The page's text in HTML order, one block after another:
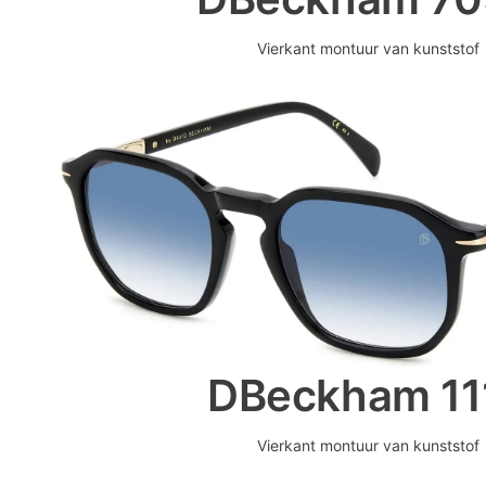
Vierkant montuur van kunststof
DBeckham
Vierkant montuur van kunststof